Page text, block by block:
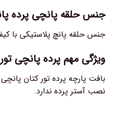
جنس حلقه پانچی پرده
جنس حلقه پانچ پلاستیکی با
ویژگی مهم پرده پانچی
بافت پارچه پرده تور کتان
نصب آستر پرده ندارد.